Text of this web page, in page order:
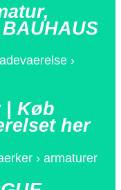
›
| Køb
her
› armaturer